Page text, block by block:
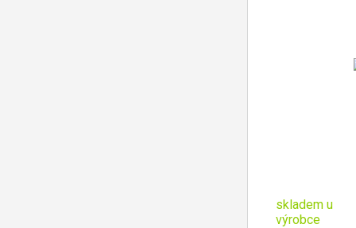
skladem u
výrobce